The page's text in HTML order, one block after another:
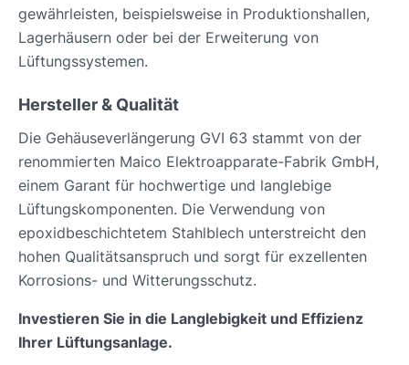
gewährleisten, beispielsweise in Produktionshallen,
Lagerhäusern oder bei der Erweiterung von
Lüftungssystemen.
Hersteller & Qualität
Die Gehäuseverlängerung GVI 63 stammt von der
renommierten Maico Elektroapparate-Fabrik GmbH,
einem Garant für hochwertige und langlebige
Lüftungskomponenten. Die Verwendung von
epoxidbeschichtetem Stahlblech unterstreicht den
hohen Qualitätsanspruch und sorgt für exzellenten
Korrosions- und Witterungsschutz.
Investieren Sie in die Langlebigkeit und Effizienz
Ihrer Lüftungsanlage.